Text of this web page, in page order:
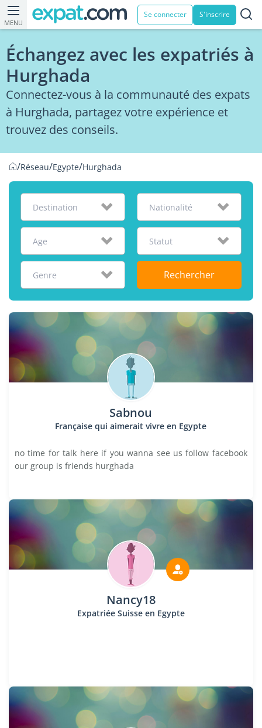
MENU
Se connecter S'inscrire
Échangez avec les expatriés à
Hurghada
Connectez-vous à la communauté des expats
à Hurghada, partagez votre expérience et
trouvez des conseils.
/Réseau/Egypte/Hurghada
Destination Nationalité
Age Statut
Genre Rechercher
Sabnou
Française qui aimerait vivre en Egypte
no time for talk here if you wanna see us follow facebook
our group is friends hurghada
Nancy18
Expatriée Suisse en Egypte